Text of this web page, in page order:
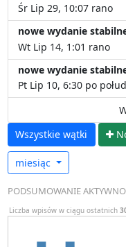
Śr Lip 29, 10:07 rano
nowe wydanie
Wt Lip 14, 1:01 rano
nowe wydanie
Pt Lip 10, 6:30 po
Wszystkie wątki
N
miesiąc
PODSUMOWANIE
Liczba wpisów w ciągu ostatnich